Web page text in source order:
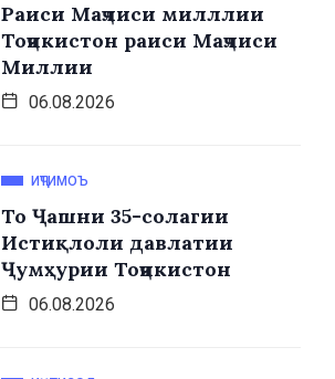
Раиси Маҷлиси милллии
Тоҷикистон раиси Маҷлиси
Миллии
06.08.2026
ИҶТИМОЪ
То Ҷашни 35-солагии
Истиқлоли давлатии
Ҷумҳурии Тоҷикистон
06.08.2026